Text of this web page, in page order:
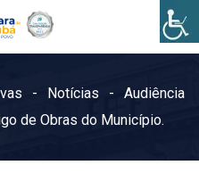
Notícias
Audiência
de Obras do Município.